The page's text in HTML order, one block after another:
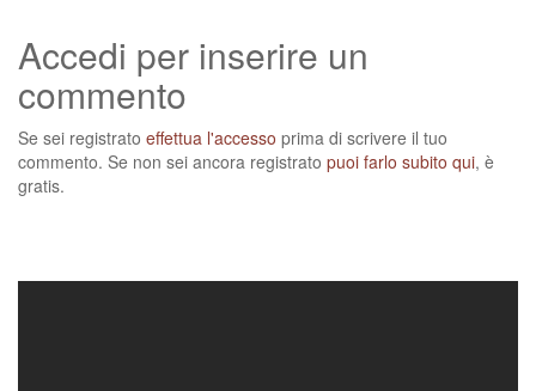
Accedi per inserire un
commento
Se sei registrato effettua l'accesso prima di scrivere il tuo
commento. Se non sei ancora registrato puoi farlo subito qui, è
gratis.